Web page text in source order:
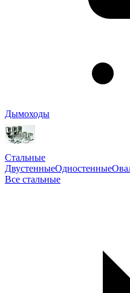
Дымоходы
Стальные
ДвустенныеОдностенные
Все стальные